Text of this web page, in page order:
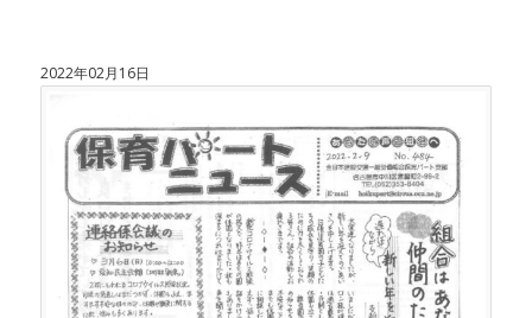
2022年02月16日